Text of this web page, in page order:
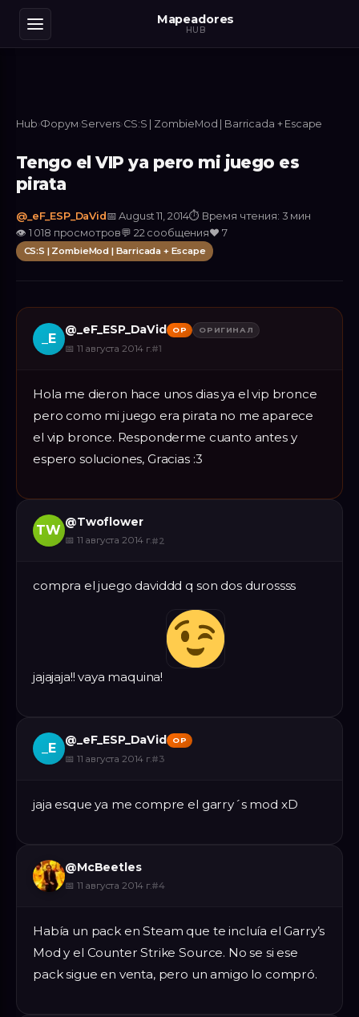
Mapeadores
HUB
Hub›Форум›Servers›CS:S | ZombieMod | Barricada + Escape
Tengo el VIP ya pero mi juego es
pirata
@_eF_ESP_DaVid 📅August 11, 2014⏱ Время чтения: 3 мин
👁 1 018 просмотров💬 22 сообщения❤️ 7
CS:S | ZombieMod | Barricada + Escape
_E
@_eF_ESP_DaVid OP ОРИГИНАЛ
📅 11 августа 2014 г.#1
Hola me dieron hace unos dias ya el vip bronce
pero como mi juego era pirata no me aparece
el vip bronce. Responderme cuanto antes y
espero soluciones, Gracias :3
TW
@Twoflower
📅 11 августа 2014 г.#2
compra el juego daviddd q son dos durossss
jajajaja!! vaya maquina!
_E
@_eF_ESP_DaVid OP
📅 11 августа 2014 г.#3
jaja esque ya me compre el garry´s mod xD
@McBeetles
📅 11 августа 2014 г.#4
Había un pack en Steam que te incluía el Garry’s
Mod y el Counter Strike Source. No se si ese
pack sigue en venta, pero un amigo lo compró.